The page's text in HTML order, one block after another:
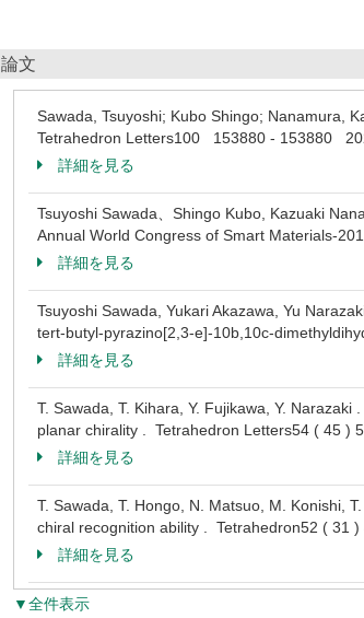
論文
Sawada, Tsuyoshi; Kubo Shingo; Nanamura,
Tetrahedron Letters100 153880 - 153880
詳細を見る
Tsuyoshi Sawada、Shingo Kubo, Kazuaki
Annual World Congress of Smart Materials-
詳細を見る
Tsuyoshi Sawada, Yukari Akazawa, Yu
tert-butyl-pyrazino[2,3-e]-10b,10c-
詳細を見る
T. Sawada, T. Kihara, Y. Fujikawa, Y.
planar chirality . Tetrahedron Letters54 ( 45 )
詳細を見る
T. Sawada, T. Hongo, N. Matsuo, M. Konishi,
chiral recognition ability . Tetrahedron52 ( 31
詳細を見る
▼全件表示